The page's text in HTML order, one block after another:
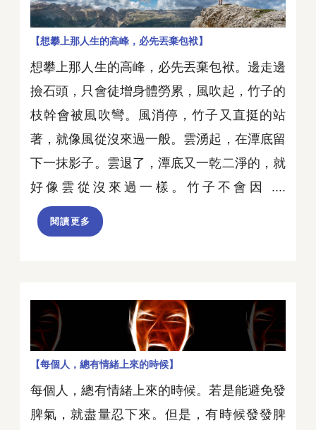
【想攀上那人生的高峰，必先丟棄包袱】
想攀上那人生的高峰，必先丟棄包袱。邊走邊
撿石頭，只會徒增身體勞累，風吹起，竹子的
枝幹會被風吹彎。風消停，竹子又直挺的站
著，就像風從沒來過一般。雲湧起，在潭底留
下一抹影子。雲退了，潭底又一乾二淨的，就
好像雲從沒來過一樣。竹子不會因 ....
閱讀更多
【每個人，總有情緒上來的時候】
每個人，總有情緒上來的時候。若是能避免發
脾氣，就盡量忍下來。但是，有時候發發脾